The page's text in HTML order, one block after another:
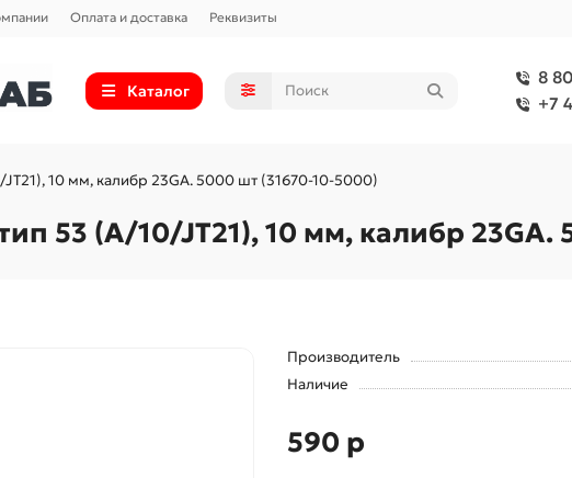
Оплата и доставка Реквизиты
Каталог
8
+7
JT21), 10 мм, калибр 23GA. 5000 шт (31670-10-5000)
53 (A/10/JT21), 10 мм, калибр
Производитель
Наличие
590 р